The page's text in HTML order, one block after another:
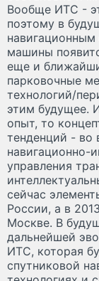
Вообще ИТС -
поэтому в
машины
еще и
парковочные
технологий/
этим будущее.
опыт, то
тенденций - во
навигационно-
управления
сейчас
России, а в
Москве. В
дальнейшей
ИТС, которая
спутниковой